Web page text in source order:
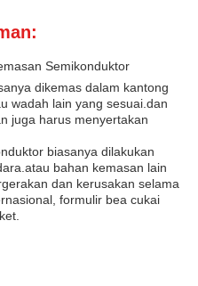
Semikonduktor
dikemas dalam kantong
wadah lain yang sesuai.dan
juga harus menyertakan
biasanya dilakukan
bahan kemasan lain
dan kerusakan selama
formulir bea cukai